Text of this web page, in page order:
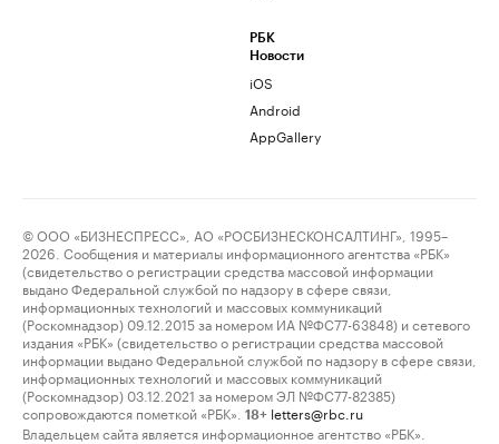
РБК
Новости
iOS
Android
AppGallery
© ООО «БИЗНЕСПРЕСС», АО «РОСБИЗНЕСКОНСАЛТИНГ», 1995–
2026. Сообщения и материалы информационного агентства «РБК»
(свидетельство о регистрации средства массовой информации
выдано Федеральной службой по надзору в сфере связи,
информационных технологий и массовых коммуникаций
(Роскомнадзор) 09.12.2015 за номером ИА №ФС77-63848) и сетевого
издания «РБК» (свидетельство о регистрации средства массовой
информации выдано Федеральной службой по надзору в сфере связи,
информационных технологий и массовых коммуникаций
(Роскомнадзор) 03.12.2021 за номером ЭЛ №ФС77-82385)
сопровождаются пометкой «РБК».
18+ letters@rbc.ru
Владельцем сайта является информационное агентство «РБК».